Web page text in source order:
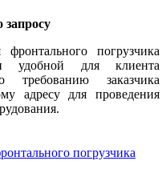
запросу
погрузчика
удобной для клиента
требованию заказчика
адресу для проведения
погрузчика